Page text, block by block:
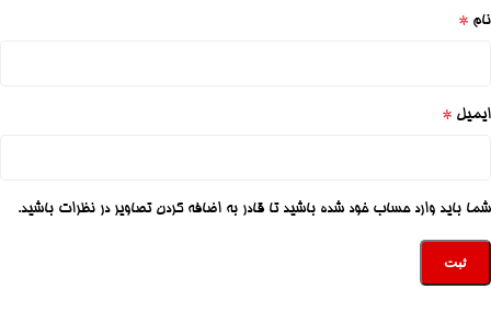
نام *
ایمیل *
شما باید وارد حساب خود شده باشید تا قادر به اضافه کردن تصاویر در نظرات باشید.